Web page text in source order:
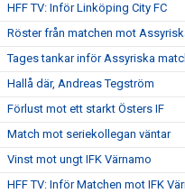
HFF TV: Inför Linköping City FC
Röster från matchen mot
Tages tankar inför Assyriska
Hallå där, Andreas Tegström
Förlust mot ett starkt Östers IF
Match mot seriekollegan väntar
Vinst mot ungt IFK Värnamo
HFF TV: Inför Matchen mot IFK